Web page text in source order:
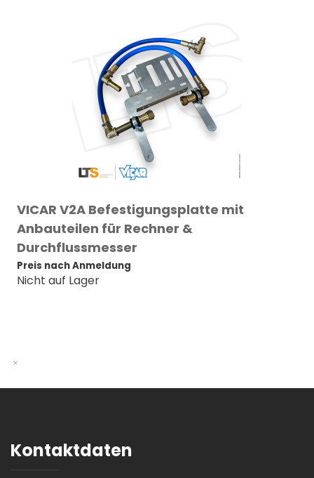
VICAR V2A Befestigungsplatte mit
Anbauteilen für Rechner &
Durchflussmesser
Preis nach Anmeldung
Nicht auf Lager
Kontaktdaten